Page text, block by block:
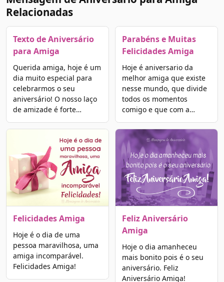
Relacionadas
Texto de Aniversário
para Amiga
Querida amiga, hoje é um
dia muito especial para
celebrarmos o seu
aniversário! O nosso laço
de amizade é forte…
Felicidades Amiga
Hoje é o dia de uma
pessoa maravilhosa, uma
amiga incomparável.
Felicidades Amiga!
Parabéns e Muitas
Felicidades Amiga
Hoje é aniversario da
melhor amiga que existe
nesse mundo, que divide
todos os momentos
comigo e que com a…
Feliz Aniversário
Amiga
Hoje o dia amanheceu
mais bonito pois é o seu
aniversário. Feliz
Aniversário Amiga!